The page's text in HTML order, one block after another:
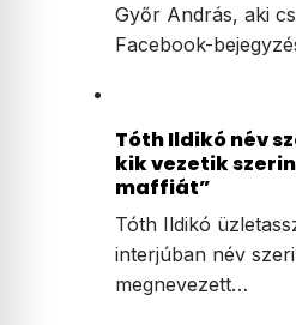
Győr András, aki
Facebook-
Tóth Ildikó név
kik vezetik
maffiát”
Tóth Ildikó
interjúban név
megnevezett…